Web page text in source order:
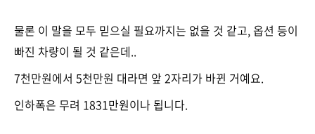
물론 이 말을 모두 믿으실 필요까지는 없을 것 같고, 옵션 등이
빠진 차량이 될 것 같은데..
7천만원에서 5천만원 대라면 앞 2자리가 바뀐 거예요.
인하폭은 무려 1831만원이나 됩니다.